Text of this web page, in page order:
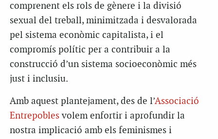
comprenent els rols de gènere i la divisió
sexual del treball, minimitzada i desvalorada
pel sistema econòmic capitalista, i el
compromís polític per a contribuir a la
construcció d’un sistema socioeconòmic més
just i inclusiu.
Amb aquest plantejament, des de l’Associació
Entrepoblesvolem enfortir i aprofundir la
nostra implicació amb els feminismes i